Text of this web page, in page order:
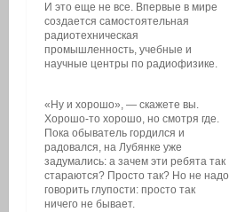
И это еще не все. Впервые в мире
создается самостоятельная
радиотехническая
промышленность, учебные и
научные центры по радиофизике.
«Ну и хорошо», — скажете вы.
Хорошо-то хорошо, но смотря где.
Пока обыватель гордился и
радовался, на Лубянке уже
задумались: а зачем эти ребята так
стараются? Просто так? Но не надо
говорить глупости: просто так
ничего не бывает.